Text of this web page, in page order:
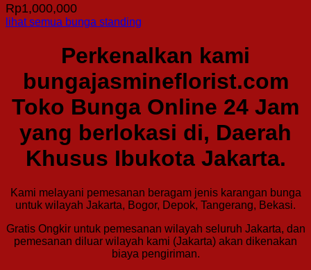
Rp1,000,000
lihat semua bunga standing
Perkenalkan kami
bungajasmineflorist.com
Toko Bunga Online 24 Jam
yang berlokasi di, Daerah
Khusus Ibukota Jakarta.
Kami melayani pemesanan beragam jenis karangan bunga
untuk wilayah Jakarta, Bogor, Depok, Tangerang, Bekasi.
Gratis Ongkir untuk pemesanan wilayah seluruh Jakarta, dan
pemesanan diluar wilayah kami (Jakarta) akan dikenakan
biaya pengiriman.